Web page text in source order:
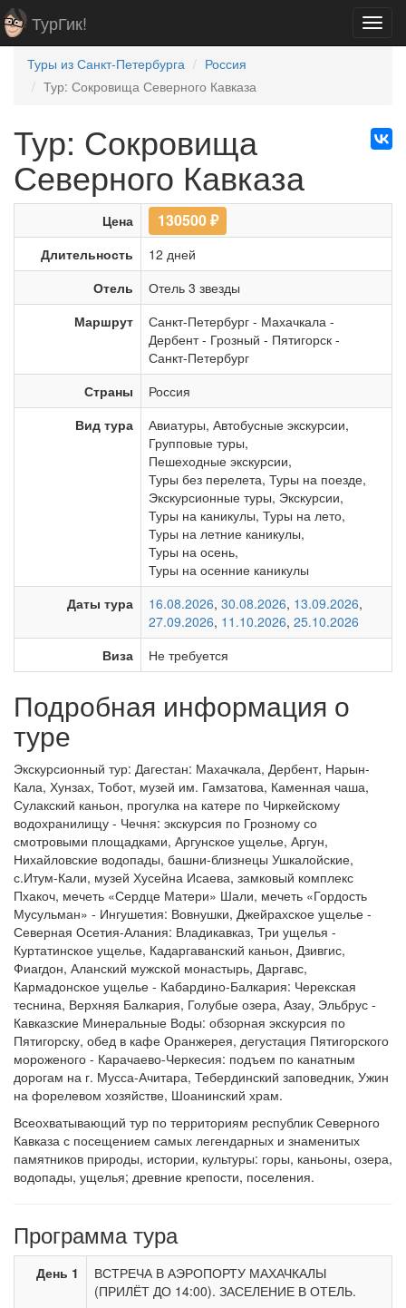
ТурГик!
Туры из Санкт-Петербурга
Россия
Тур: Сокровища Северного Кавказа
Тур: Сокровища
Северного Кавказа
Цена 130500₽
Длительность
12 дней
Отель
Отель 3 звезды
Маршрут
Санкт-Петербург - Махачкала -
Дербент- Грозный - Пятигорск -
Санкт-Петербург
Страны
Россия
Вид тура
Авиатуры, Автобусные экскурсии,
Групповые туры,
Пешеходные экскурсии,
Туры без перелета, Туры на поезде,
Экскурсионные туры, Экскурсии,
Туры на каникулы, Туры на лето,
Туры на летние каникулы,
Туры на осень,
Туры на осенние каникулы
Даты тура
16.08.2026, 30.08.2026, 13.09.2026,
27.09.2026, 11.10.2026, 25.10.2026
Виза
Не требуется
Подробная информация о
туре
Экскурсионный тур: Дагестан: Махачкала, Дербент, Нарын-
Кала, Хунзах, Тобот, музей им. Гамзатова, Каменная чаша,
Сулакский каньон, прогулка на катере по Чиркейскому
водохранилищу - Чечня: экскурсия по Грозному со
смотровыми площадками, Аргунское ущелье, Аргун,
Нихайловские водопады, башни-близнецы Ушкалойские,
с.Итум-Кали, музей Хусейна Исаева, замковый комплекс
Пхакоч, мечеть «Сердце Матери» Шали, мечеть «Гордость
Мусульман» - Ингушетия: Вовнушки, Джейрахское ущелье -
Северная Осетия-Алания: Владикавказ, Три ущелья -
Куртатинское ущелье, Кадаргаванский каньон, Дзивгис,
Фиагдон, Аланский мужской монастырь, Даргавс,
Кармадонское ущелье - Кабардино-Балкария: Черекская
теснина, Верхняя Балкария, Голубые озера, Азау, Эльбрус -
Кавказские Минеральные Воды: обзорная экскурсия по
Пятигорску, обед в кафе Оранжерея, дегустация Пятигорского
мороженого - Карачаево-Черкесия: подъем по канатным
дорогам на г. Мусса-Ачитара, Тебердинский заповедник, Ужин
на форелевом хозяйстве, Шоанинский храм.
Всеохватывающий тур по территориям республик Северного
Кавказа с посещением самых легендарных и знаменитых
памятников природы, истории, культуры: горы, каньоны, озера,
водопады, ущелья; древние крепости, поселения.
Программа тура
День 1
ВСТРЕЧА В АЭРОПОРТУ МАХАЧКАЛЫ
(ПРИЛЁТ ДО 14:00). ЗАСЕЛЕНИЕ В ОТЕЛЬ.